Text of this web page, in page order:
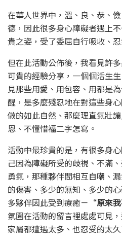
在華人世界中，溫、良、恭、
德，因此很多身心障礙者遇上
貴之姿，受了委屈自行吸收、
但在此活動公佈後，我看見許
可貴的經驗分享，一個個活生
見那些用愛、用包容、用都是
醒，是多麼殘忍地在對這些身
做的如此自然、那麼理直氣壯
恩、不懂惜福二字怎寫。
活動中最珍貴的是，有很多身
己因為障礙所受的歧視、不滿
勇氣，那種夥伴間相互自嘲、
的傷害、多少的無知、多少的
多夥伴因此受到療癒－“原來
氛圍在活動的留言裡處處可見
家屬都遭遇太多、也忍受的太